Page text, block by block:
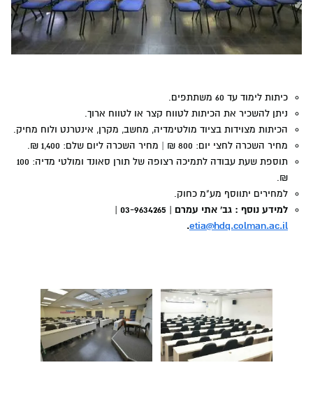
כיתות לימוד עד 60 משתתפים.
ניתן להשכיר את הכיתות לטווח קצר או לטווח ארוך.
הכיתות מצוידות בציוד מולטימדיה, מחשב, מקרן, אינטרנט ולוח מחיק.
מחיר השכרה לחצי יום: 800 ₪ | מחיר השכרה ליום שלם: 1,400 ₪.
תוספת שעת עבודה לתמיכה רצופה של תורן סאונד ומולטי מדיה: 100
₪.
למחירים יתווסף מע"מ כחוק.
למידע נוסף : גב' אתי עמרם | 03-9634265 |
etia@hdq.colman.ac.il
.